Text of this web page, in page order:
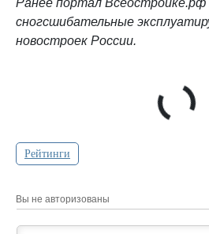
сногсшибательные
новостроек России.
Рейтинги
Вы не авторизованы